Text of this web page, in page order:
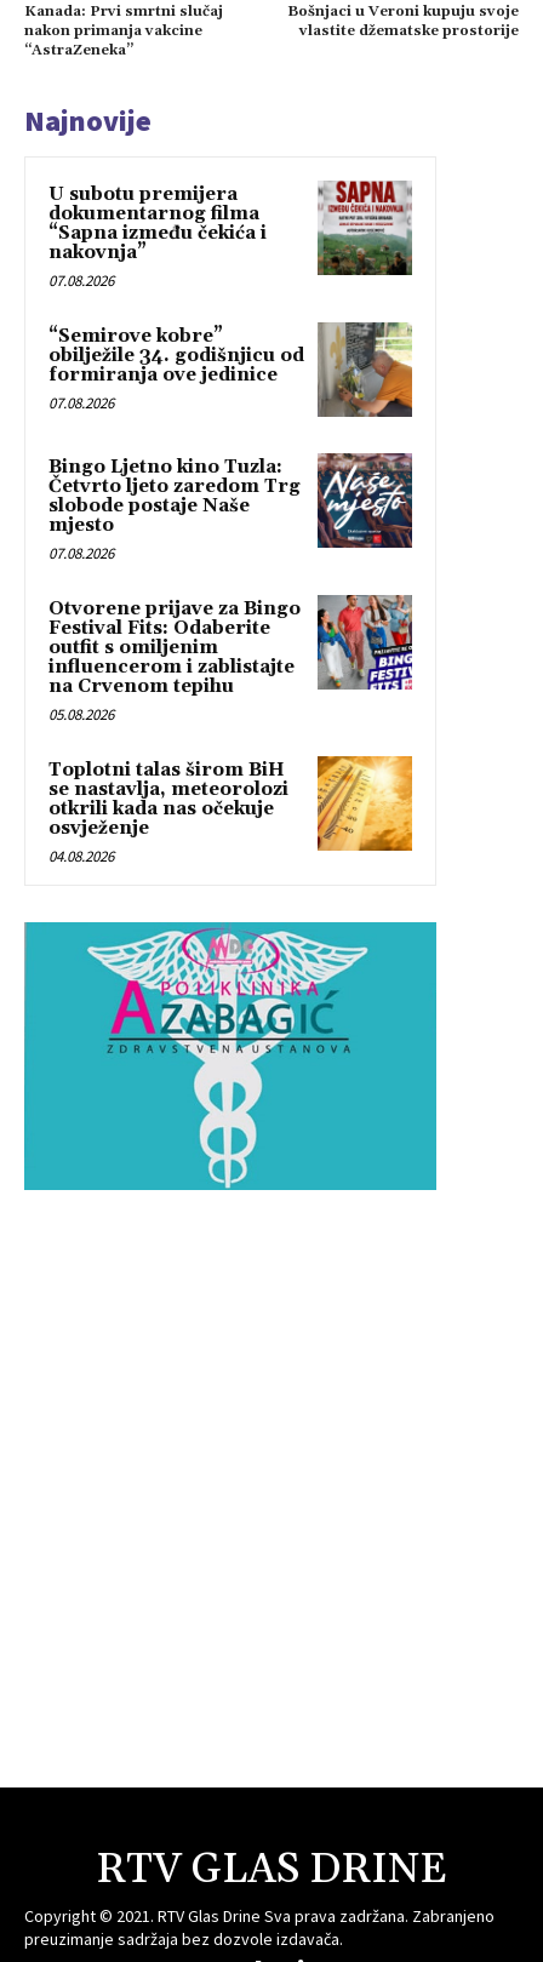
Kanada: Prvi smrtni slučaj
nakon primanja vakcine
“AstraZeneka”
Bošnjaci u Veroni kupuju svoje
vlastite džematske prostorije
Najnovije
U subotu premijera
dokumentarnog filma
“Sapna između čekića i
nakovnja”
07.08.2026
“Semirove kobre”
obilježile 34. godišnjicu od
formiranja ove jedinice
07.08.2026
Bingo Ljetno kino Tuzla:
Četvrto ljeto zaredom Trg
slobode postaje Naše
mjesto
07.08.2026
Otvorene prijave za Bingo
Festival Fits: Odaberite
outfit s omiljenim
influencerom i zablistajte
na Crvenom tepihu
05.08.2026
Toplotni talas širom BiH
se nastavlja, meteorolozi
otkrili kada nas očekuje
osvježenje
04.08.2026
RTV GLAS DRINE
Copyright © 2021. RTV Glas Drine Sva prava zadržana. Zabranjeno
preuzimanje sadržaja bez dozvole izdavača.